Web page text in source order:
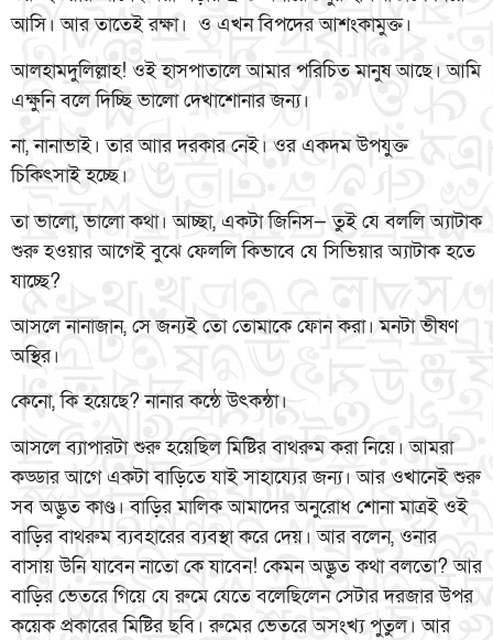
আসি। আর তাতেই রক্ষা। ও এখন বিপদের আশংকামুক্ত।
আলহামদুলিল্লাহ! ওই হাসপাতালে আমার পরিচিত মানুষ আছে। আমি
এক্ষুনি বলে দিচ্ছি ভালো দেখাশোনার জন্য।
না, নানাভাই। তার আার দরকার নেই। ওর একদম উপযুক্ত
চিকিৎসাই হচ্ছে।
তা ভালো, ভালো কথা। আচ্ছা, একটা জিনিস— তুই যে বললি অ্যাটাক
শুরু হওয়ার আগেই বুঝে ফেললি কিভাবে যে সিভিয়ার অ্যাটাক হতে
যাচ্ছে?
আসলে নানাজান, সে জন্যই তো তোমাকে ফোন করা। মনটা ভীষণ
অস্থির।
কেনো, কি হয়েছে? নানার কন্ঠে উৎকন্ঠা।
আসলে ব্যাপারটা শুরু হয়েছিল মিষ্টির বাথরুম করা নিয়ে। আমরা
কড্ডার আগে একটা বাড়িতে যাই সাহায্যের জন্য। আর ওখানেই শুরু
সব অদ্ভুত কাণ্ড। বাড়ির মালিক আমাদের অনুরোধ শোনা মাত্রই ওই
বাড়ির বাথরুম ব্যবহারের ব্যবস্থা করে দেয়। আর বলেন, ওনার
বাসায় উনি যাবেন নাতো কে যাবেন! কেমন অদ্ভুত কথা বলতো? আর
বাড়ির ভেতরে গিয়ে যে রুমে যেতে বলেছিলেন সেটার দরজার উপর
কয়েক প্রকারের মিষ্টির ছবি। রুমের ভেতরে অসংখ্য পুতুল। আর